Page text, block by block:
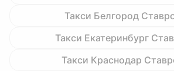
Такси Белгород
Такси Екатеринбург
Такси Краснодар